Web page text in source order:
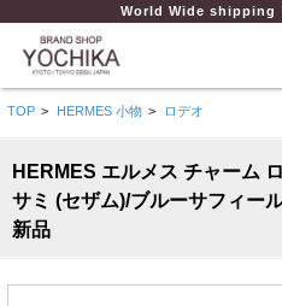
World Wide shipping
TOP > HERMES 小物 > ロデオ
HERMES エルメス チャーム
サミ (セザム)/ブルーサフィー
新品